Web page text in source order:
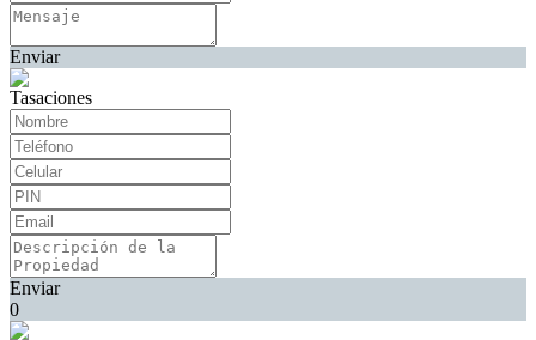
Enviar
Tasaciones
Enviar
0